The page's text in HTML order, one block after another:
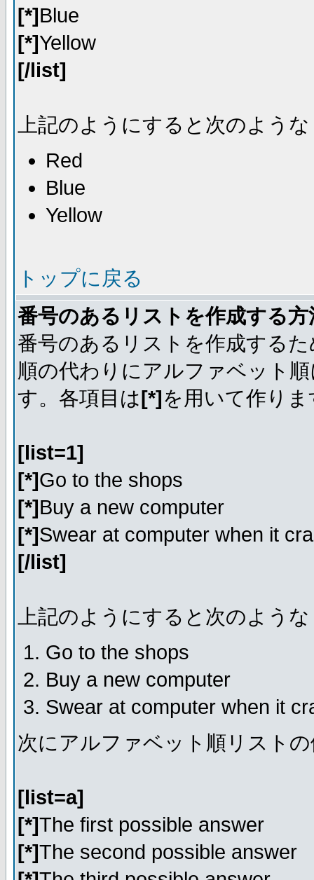
[*]Blue
[*]Yellow
[/list]
上記のようにすると次のよう
Red
Blue
Yellow
トップに戻る
番号のあるリストを作成する方
番号のあるリストを作成する
順の代わりにアルファベット
す。各項目は[*]を用いて作り
[list=1]
[*]Go to the shops
[*]Buy a new computer
[*]Swear at computer when it
[/list]
上記のようにすると次のよう
Go to the shops
Buy a new computer
Swear at computer when it
次にアルファベット順リスト
[list=a]
[*]The first possible answer
[*]The second possible answer